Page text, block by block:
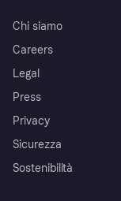
Chi siamo
Careers
Legal
Press
Privacy
Sicurezza
Sostenibilità